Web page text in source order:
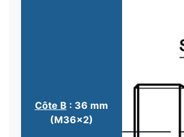
Côte B : 36 mm
(M36x2)